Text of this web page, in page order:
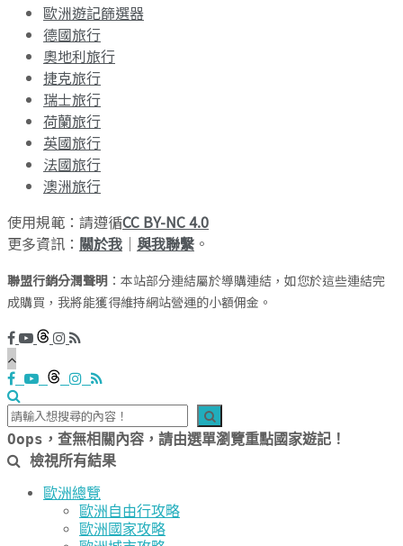
歐洲遊記篩選器
德國旅行
奧地利旅行
捷克旅行
瑞士旅行
荷蘭旅行
英國旅行
法國旅行
澳洲旅行
使用規範：請遵循CC BY-NC 4.0
更多資訊： 關於我 ｜ 與我聯繫 。
聯盟行銷分潤聲明 ：本站部分連結屬於導購連結，如您於這些連結完
成購買，我將能獲得維持網站營運的小額佣金。
Oops，查無相關內容，請由選單瀏覽重點國家遊記！
檢視所有結果
歐洲總覽
歐洲自由行攻略
歐洲國家攻略